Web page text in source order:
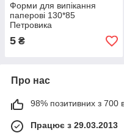
Форми для випікання
паперові 130*85
Петровика
5 ₴
Про нас
98% позитивних з 700
Працює з 29.03.2013